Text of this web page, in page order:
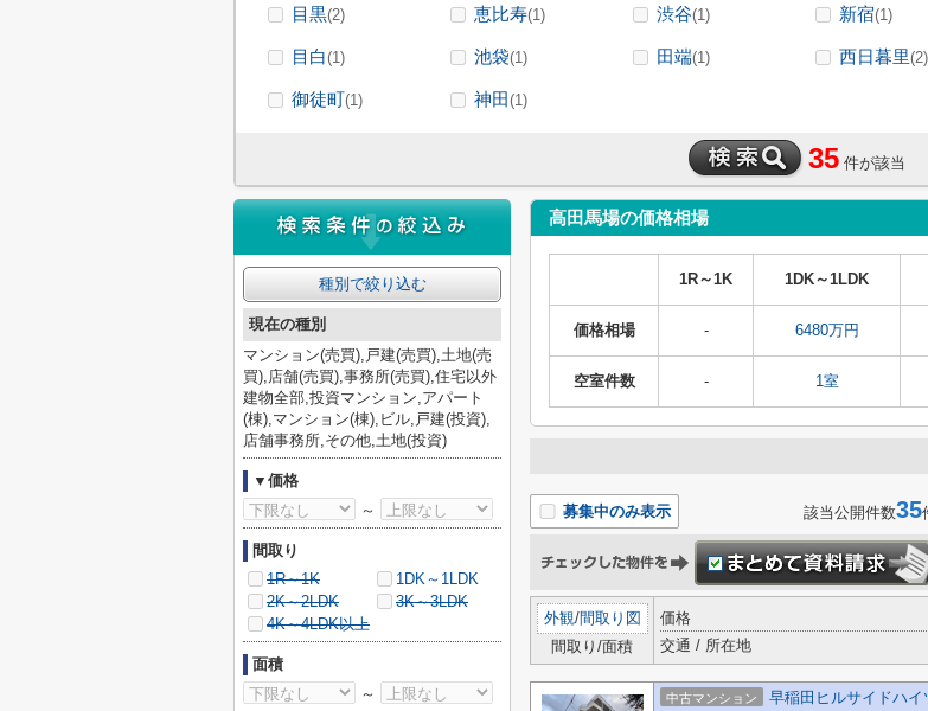
目黒(2) 恵比寿(1) 渋谷(1) 新宿(1)
目白(1) 池袋(1) 田端(1) 西日暮里(2)
御徒町(1) 神田(1)
35 件が該当
高田馬場の価格相場
1R～1K 1DK～1LDK
価格相場 - 6480万円
空室件数 - 1室
募集中のみ表示 該当公開件数35
外観/間取り図
間取り/面積
価格
交通 / 所在地
中古マンション 早稲田ヒルサイドハイ
種別で絞り込む
現在の種別
マンション(売買),戸建(売買),土地(売
買),店舗(売買),事務所(売買),住宅以外
建物全部,投資マンション,アパート
(棟),マンション(棟),ビル,戸建(投資),
店舗事務所,その他,土地(投資)
▼価格
～
間取り
1R～1K
1DK～1LDK
2K～2LDK
3K～3LDK
4K～4LDK以上
面積
～